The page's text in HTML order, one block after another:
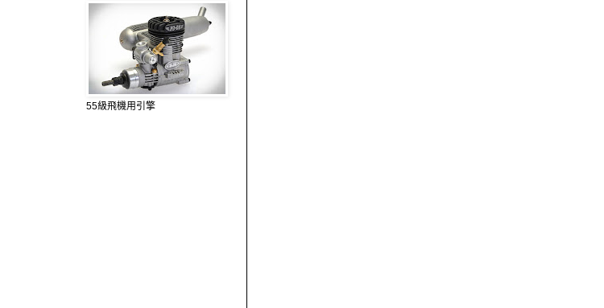
55級飛機用引擎